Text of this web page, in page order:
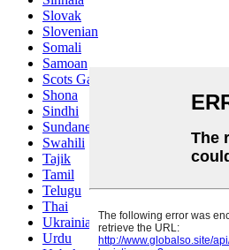
Slovak
Slovenian
Somali
Samoan
Scots Gaelic
Shona
Sindhi
Sundanese
Swahili
Tajik
Tamil
Telugu
Thai
Ukrainian
Urdu